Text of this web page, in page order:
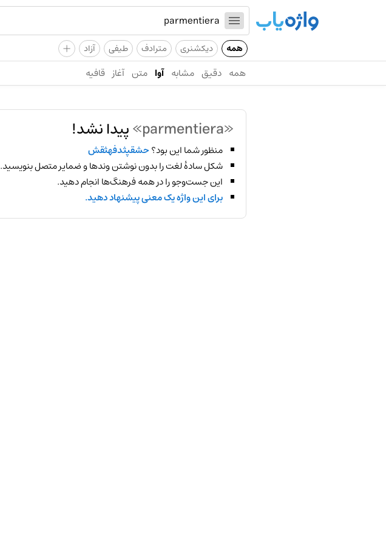
همه دیکشنری مترادف طیفی آزاد +
همه دقیق مشابه آوا متن آغاز قافیه
«parmentiera» پیدا نشد!
منظور شما این بود؟حشقپثدفهثقش
شکل سادهٔ لغت را بدون نوشتن وندها و ضمایر متصل بنویسید.
این جست‌وجو را در همه فرهنگ‌ها انجام دهید.
برای این واژه یک معنی پیشنهاد دهید.